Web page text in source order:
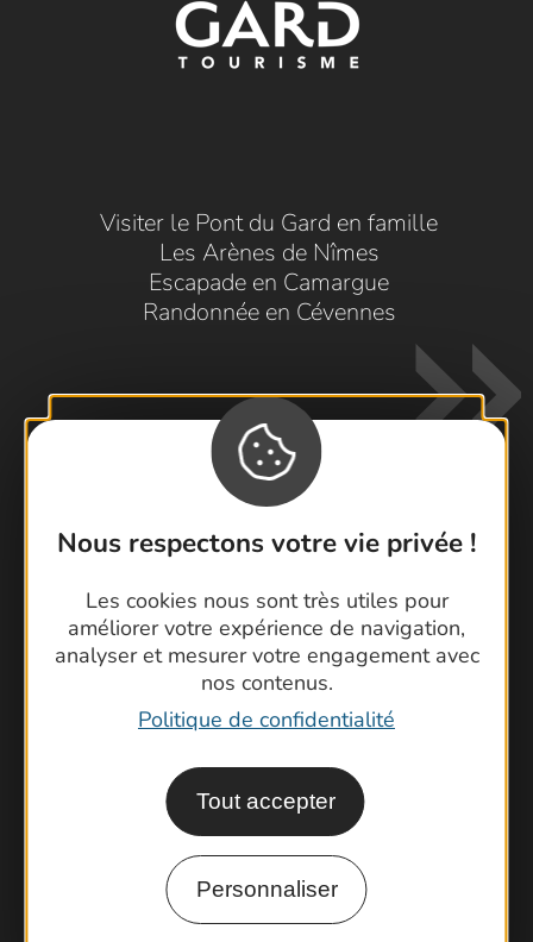
Nous respectons votre vie privée !
Les cookies nous sont très utiles pour
améliorer votre expérience de navigation,
analyser et mesurer votre engagement avec
nos contenus.
Politique de confidentialité
Tout accepter
Personnaliser
Visiter le Pont du Gard en famille
Les Arènes de Nîmes
Escapade en Camargue
Randonnée en Cévennes
Contactez-nous !
Foire aux questions
Brochures
Cartoguides et Topoguides
Latitude Gard